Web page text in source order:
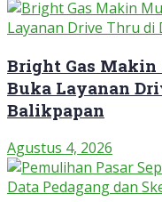
Bright Gas Makin
Buka Layanan
Balikpapan
Agustus 4, 2026